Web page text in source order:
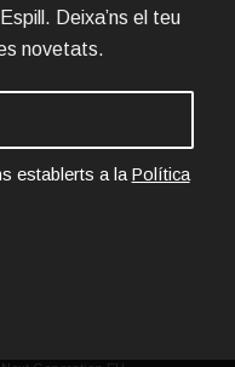
Deixa’ns el teu
novetats.
establerts a la Política